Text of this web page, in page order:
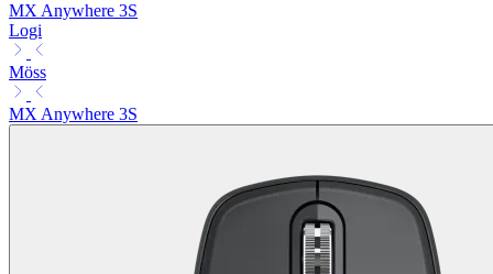
MX Anywhere 3S
Logi
Möss
MX Anywhere 3S